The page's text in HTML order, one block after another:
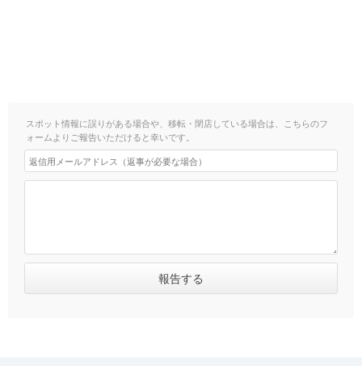
スポット情報に誤りがある場合や、移転・閉店している場合は、こちらのフ
ォームよりご報告いただけると幸いです。